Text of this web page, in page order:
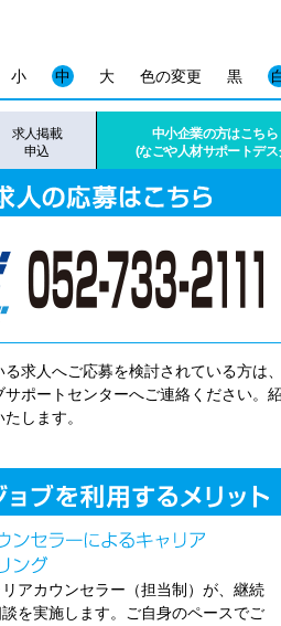
色の変更 黒
小 中 大
求人掲載
申込
中小企業の方はこちら
(なごや人材サポートデス
求人へご応募を検討されている方は、
サポートセンターへご連絡ください。紹
します。
アカウンセラー（担当制）が、継続
を実施します。ご自身のペースでご